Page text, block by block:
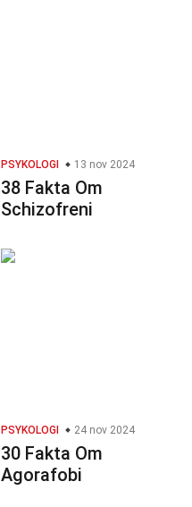
PSYKOLOGI 13 nov 2024
38 Fakta Om
Schizofreni
PSYKOLOGI 24 nov 2024
30 Fakta Om
Agorafobi